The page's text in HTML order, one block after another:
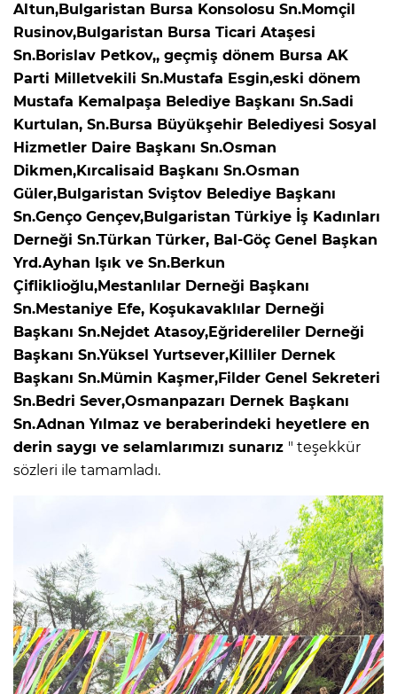
Altun,Bulgaristan Bursa Konsolosu Sn.Momçil
Rusinov,Bulgaristan Bursa Ticari Ataşesi
Sn.Borislav Petkov,, geçmiş dönem Bursa AK
Parti Milletvekili Sn.Mustafa Esgin,eski dönem
Mustafa Kemalpaşa Belediye Başkanı Sn.Sadi
Kurtulan, Sn.Bursa Büyükşehir Belediyesi Sosyal
Hizmetler Daire Başkanı Sn.Osman
Dikmen,Kırcalisaid Başkanı Sn.Osman
Güler,Bulgaristan Sviştov Belediye Başkanı
Sn.Genço Gençev,Bulgaristan Türkiye İş Kadınları
Derneği Sn.Türkan Türker, Bal-Göç Genel Başkan
Yrd.Ayhan Işık ve Sn.Berkun
Çifliklioğlu,Mestanlılar Derneği Başkanı
Sn.Mestaniye Efe, Koşukavaklılar Derneği
Başkanı Sn.Nejdet Atasoy,Eğridereliler Derneği
Başkanı Sn.Yüksel Yurtsever,Killiler Dernek
Başkanı Sn.Mümin Kaşmer,Filder Genel Sekreteri
Sn.Bedri Sever,Osmanpazarı Dernek Başkanı
Sn.Adnan Yılmaz ve beraberindeki heyetlere en
derin saygı ve selamlarımızı sunarız " teşekkür
sözleri ile tamamladı.